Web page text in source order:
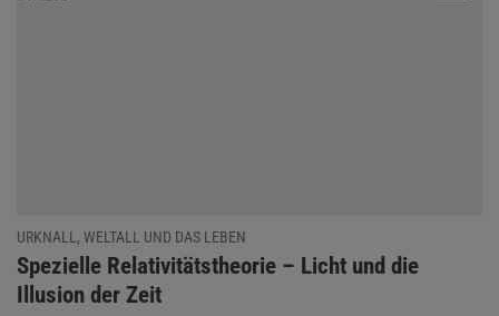
URKNALL, WELTALL UND DAS LEBEN
:
Spezielle Relativitätstheorie – Licht und die
Illusion der Zeit